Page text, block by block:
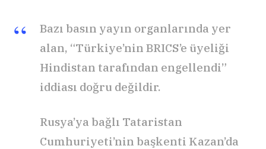
Bazı basın yayın organlarında yer
alan, “Türkiye’nin BRICS’e üyeliği
Hindistan tarafından engellendi”
iddiası doğru değildir.
Rusya’ya bağlı Tataristan
Cumhuriyeti’nin başkenti Kazan’da